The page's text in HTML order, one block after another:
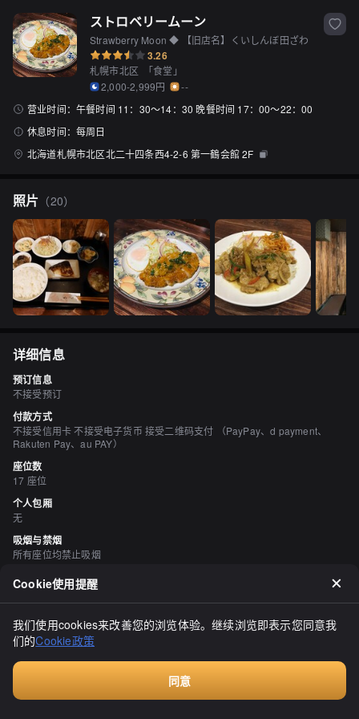
ストロベリームーン
Strawberry Moon ◆ 【旧店名】くいしんぼ田ざわ
3.26
札幌市北区 「食堂 」
2,000-2,999円
--
营业时间： 午餐时间 11：30〜14：30 晚餐时间 17：00〜22：00
休息时间： 每周日
北海道札幌市北区北二十四条西4-2-6 第一鶴会館 2F
照片 （20）
详细信息
预订信息
不接受预订
付款方式
不接受信用卡 不接受电子货币 接受二维码支付 （PayPay、d payment、
Rakuten Pay、au PAY）
座位数
17 座位
个人包厢
无
吸烟与禁烟
所有座位均禁止吸烟
停车场
无
评价（19）
坂本ローマ
早餐没吃，午餐提前了30分钟。在午餐时间降临前，我开始在24街附
近找餐厅。我突然想吃汉堡，下一刻，午餐的招牌上写着"汉堡定
Cookie使用提醒
我们使用cookies来改善您的浏览体验。继续浏览即表示您同意我
们的Cookie政策
同意